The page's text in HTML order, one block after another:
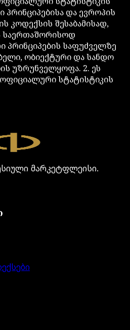
და ევროპის
კოდექსის შესაბამისად,
საერთაშორისოდ
პრინციპების საფუძველზე
ობიექტური და სანდო
უზრუნველყოფა. 2. ეს
სტატისტიკის
მარკეტფლეისი.